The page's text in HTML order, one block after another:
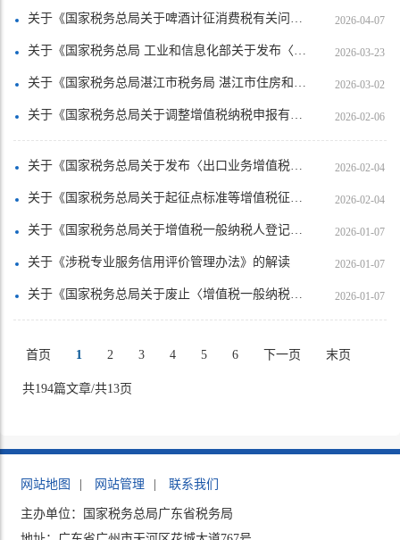
关于《国家税务总局关于啤酒计征消费税有关问题的公告》的解读 2026-04-07
关于《国家税务总局 工业和信息化部关于发布〈免征车辆购置税的设有固定装置的非运输专用作业车辆目录〉（第二十一批）的公告》的解读 2026-03-23
关于《国家税务总局湛江市税务局 湛江市住房和城乡建设局关于发布湛江市2022年土地增值税扣除项目金额标准的公告》解读 2026-03-02
关于《国家税务总局关于调整增值税纳税申报有关事项的公告》的解读 2026-02-06
关于《国家税务总局关于发布〈出口业务增值税和消费税退（免）税管理办法〉的公告》的解读 2026-02-04
关于《国家税务总局关于起征点标准等增值税征管事项的公告》的解读 2026-02-04
关于《国家税务总局关于增值税一般纳税人登记管理有关事项的公告》的解读 2026-01-07
关于《涉税专业服务信用评价管理办法》的解读 2026-01-07
关于《国家税务总局关于废止〈增值税一般纳税人登记管理办法〉的决定》的解读 2026-01-07
首页 1 2 3 4 5 6 下一页 末页
共194篇文章/共13页
网站地图 网站管理 联系我们
主办单位：国家税务总局广东省税务局